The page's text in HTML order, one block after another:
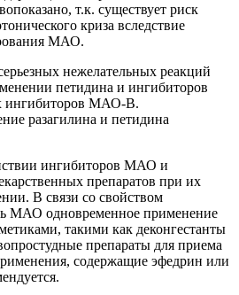
т.к. существует риск
криза вследствие
МАО.
нежелательных реакций
петидина и ингибиторов
ингибиторов МАО-В.
разагилина и петидина
ингибиторов МАО и
препаратов при их
В связи со свойством
МАО одновременное применение
такими как деконгестанты
препараты для приема
содержащие эфедрин или